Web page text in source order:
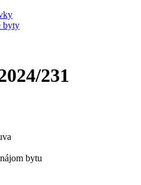
byty
231
bytu